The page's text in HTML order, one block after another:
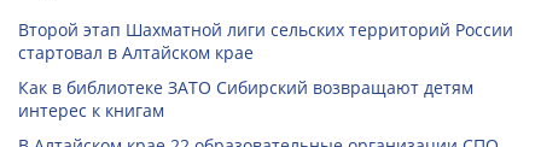
Второй этап Шахматной лиги сельских территорий России
стартовал в Алтайском крае
Как в библиотеке ЗАТО Сибирский возвращают детям
интерес к книгам